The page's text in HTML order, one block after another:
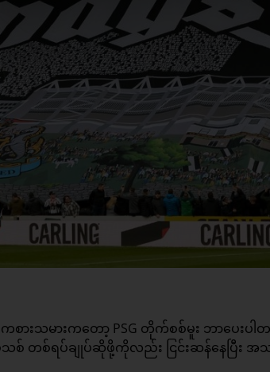
သမားကတော့ PSG တိုက်စစ်မူး ဘာပေးပါတ
စ် တစ်ရပ်ချုပ်ဆိုဖို့ကိုလည်း ငြင်းဆန်နေပြီး အသ